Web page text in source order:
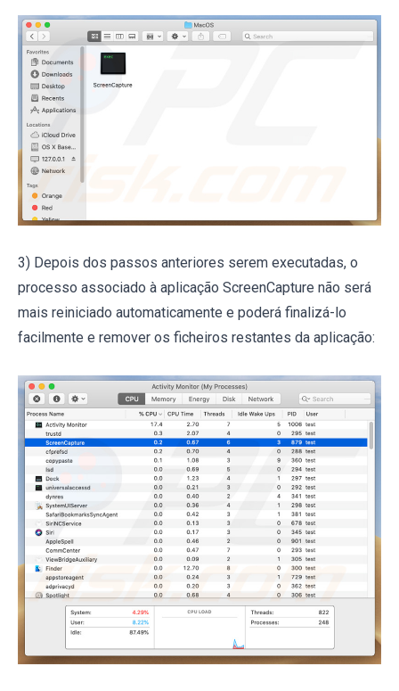
3) Depois dos passos anteriores serem executadas, o
processo associado à aplicação ScreenCapture não será
mais reiniciado automaticamente e poderá finalizá-lo
facilmente e remover os ficheiros restantes da aplicação: